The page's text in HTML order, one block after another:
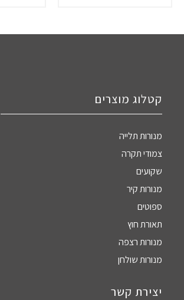
קטלוג מוצרים
מנורות תלייה
צמודי תקרה
שקועים
מנורות קיר
ספוטים
תאורת חוץ
מנורות רצפה
מנורות שולחן
יצירת קשר